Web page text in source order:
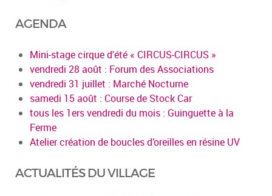
AGENDA
Mini-stage cirque d'été « CIRCUS-CIRCUS »
vendredi 28 août : Forum des Associations
vendredi 31 juillet : Marché Nocturne
samedi 15 août : Course de Stock Car
tous les 1ers vendredi du mois : Guinguette à la
Ferme
Atelier création de boucles d’oreilles en résine UV
ACTUALITÉS DU VILLAGE